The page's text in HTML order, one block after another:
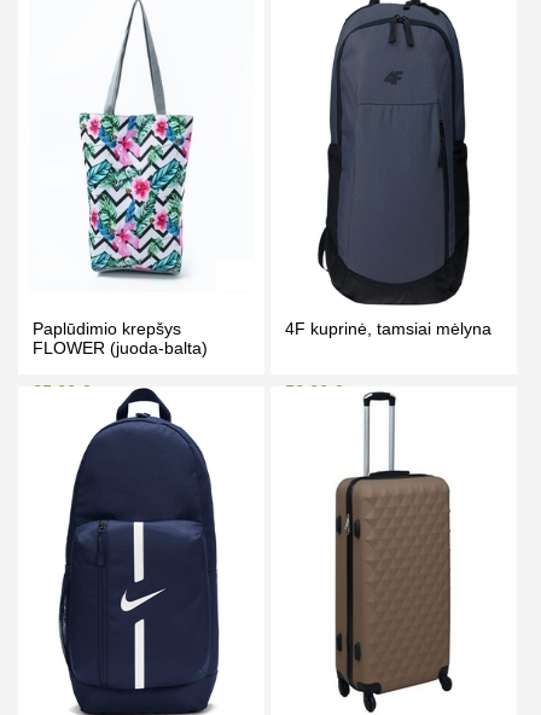
Kaina prisijungus
PIRKTI
Kaina prisijungus
PIRKTI
Paplūdimio krepšys
FLOWER (juoda-balta)
25.00 €
Kaina prisijungus
29.00 €
4F kuprinė, tamsiai mėlyna
50.00 € 55.00 €